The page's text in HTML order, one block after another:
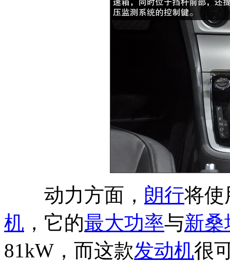
动力方面， 朗行将使
机 ，它的最大功率与新桑
81kW，而这款发动机很